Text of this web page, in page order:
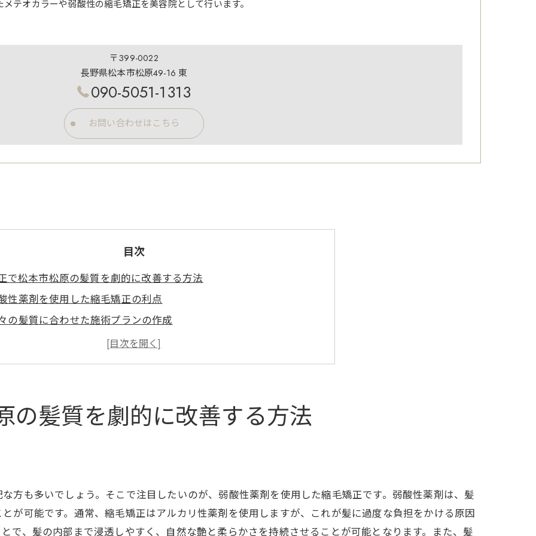
テオカラーや弱酸性の縮毛矯正を美容院として行います。
〒399-0022
長野県松本市松原49-16 東
090-5051-1313
お問い合わせはこちら
目次
で松本市松原の髪質を劇的に改善する方法
性薬剤を使用した縮毛矯正の利点
の髪質に合わせた施術プランの作成
後の髪質維持のためのケア方法
家に聞く！縮毛矯正の最新テクニック
矯正で得られる理想の髪質とは？
原で縮毛矯正を受ける際のポイントと注意点
矯正に適したヘアケア製品の選び方
後に避けるべき行動とは
できる美容師を選ぶポイント
の髪質を劇的に改善する方法
方も多いでしょう。そこで注目したいのが、弱酸性薬剤を使用した縮毛矯正です。弱酸性薬剤は、髪
が可能です。通常、縮毛矯正はアルカリ性薬剤を使用しますが、これが髪に過度な負担をかける原因
で、髪の内部まで浸透しやすく、自然な艶と柔らかさを持続させることが可能となります。また、髪